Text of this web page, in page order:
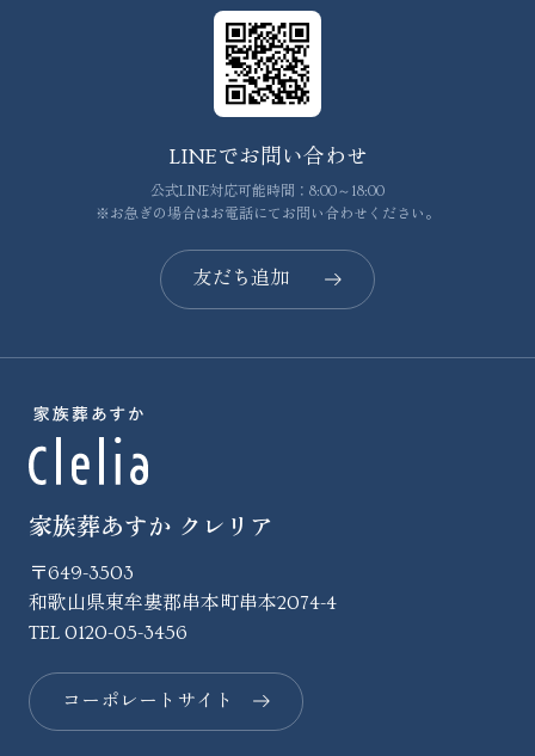
LINEでお問い合わせ
公式LINE対応可能時間：8:00～18:00
※お急ぎの場合はお電話にてお問い合わせください。
友だち追加
家族葬あすか クレリア
〒649-3503
和歌山県東牟婁郡串本町串本2074-4
TEL 0120-05-3456
コーポレートサイト